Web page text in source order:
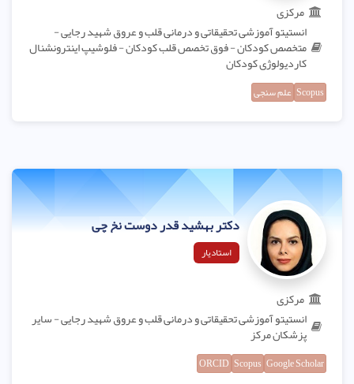
مرکزی
انستیتو آموزشی تحقیقاتی و درمانی قلب و عروق شهید رجایی -
متخصص کودکان - فوق تخصص قلب کودکان - فلوشیپ اینترونشنال
کاردیولوژی کودکان
Scopus علم سنجی
دکتر بهشید قدر دوست نخ چی
استادیار
مرکزی
انستیتو آموزشی تحقیقاتی و درمانی قلب و عروق شهید رجایی - سایر
پزشکان مرکز
Google Scholar
Scopus
ORCID